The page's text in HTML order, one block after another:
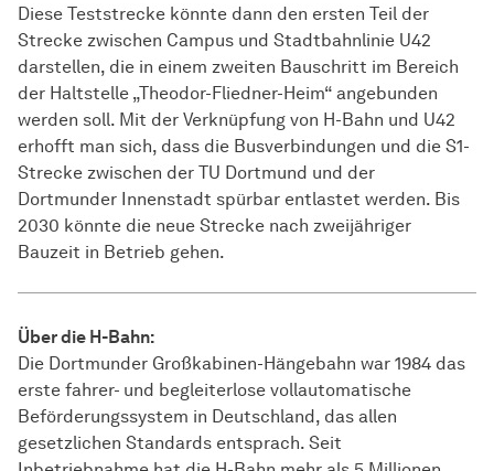
Diese Teststrecke könnte dann den ersten Teil der
Strecke zwischen Campus und Stadtbahnlinie U42
darstellen, die in einem zweiten Bauschritt im Bereich
der Haltstelle „Theodor-Fliedner-Heim“ angebunden
werden soll. Mit der Verknüpfung von H-Bahn und U42
erhofft man sich, dass die Busverbindungen und die S1-
Strecke zwischen der TU Dortmund und der
Dortmunder Innenstadt spürbar entlastet werden. Bis
2030 könnte die neue Strecke nach zweijähriger
Bauzeit in Betrieb gehen.
Über die H-Bahn:
Die Dortmunder Großkabinen-Hängebahn war 1984 das
erste fahrer- und begleiterlose vollautomatische
Beförderungssystem in Deutschland, das allen
gesetzlichen Standards entsprach. Seit